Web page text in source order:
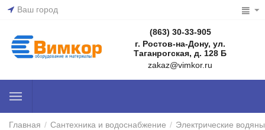
Ваш город
(863) 30-33-905
г. Ростов-на-Дону, ул.
Таганрогская, д. 128 Б
zakaz@vimkor.ru
Главная / Сантехника и водоснабжение / Электрические